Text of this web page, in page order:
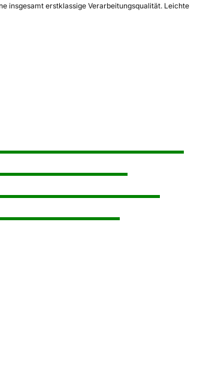
insgesamt erstklassige Verarbeitungsqualität. Leichte